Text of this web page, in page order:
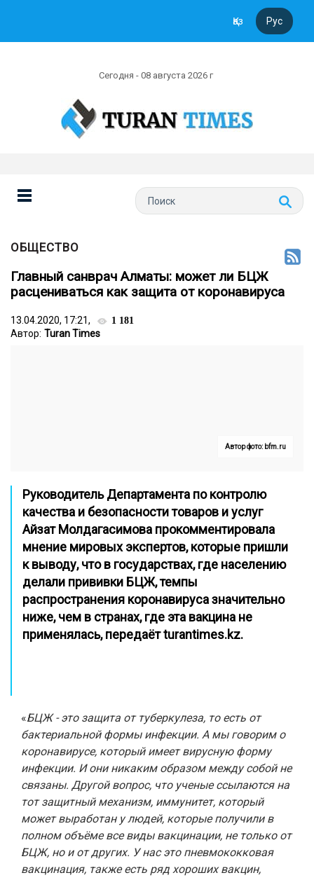
Қаз Рус
Сегодня - 08 августа 2026 г
ОБЩЕСТВО
Главный санврач Алматы: может ли БЦЖ
расцениваться как защита от коронавируса
13.04.2020, 17:21, 1 181
Автор: Turan Times
Автор фото: bfm.ru
Руководитель Департамента по контролю
качества и безопасности товаров и услуг
Айзат Молдагасимова прокомментировала
мнение мировых экспертов, которые пришли
к выводу, что в государствах, где населению
делали прививки БЦЖ, темпы
распространения коронавируса значительно
ниже, чем в странах, где эта вакцина не
применялась, передаётturantimes.kz.
«БЦЖ - это защита от туберкулеза, то есть от
бактериальной формы инфекции. А мы говорим о
коронавирусе, который имеет вирусную форму
инфекции. И они никаким образом между собой не
связаны. Другой вопрос, что ученые ссылаются на
тот защитный механизм, иммунитет, который
может выработан у людей, которые получили в
полном объёме все виды вакцинации, не только от
БЦЖ, но и от других. У нас это пневмококковая
вакцинация, также есть ряд хороших вакцин,